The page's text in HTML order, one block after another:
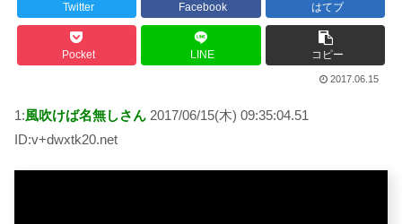
Powered by livedoor 相互RSS
Twitter Facebook はてブ
Pocket LINE コピー
2017.06.15
1:風吹けば名無しさん 2017/06/15(木) 09:35:04.51
ID:v+dwxtk20.net